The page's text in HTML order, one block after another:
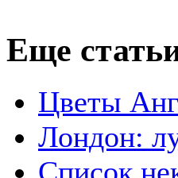
Еще
Цветы
Лондон: